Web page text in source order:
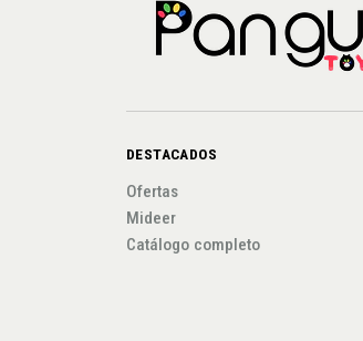
DESTACADOS
Ofertas
Mideer
Catálogo completo